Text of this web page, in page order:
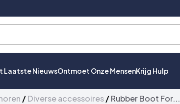
Laatste NieuwsOntmoet Onze MensenKrijg Hulp
/Diverse accessoires/Rubber Boot For...